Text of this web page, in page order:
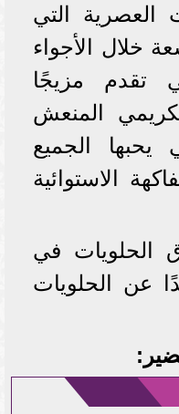
العصرية التي
خلال الأجواء
تقدم مزيجًا
المنعش
يحبها الجميع
الاستوائية
الحلويات في
عن الحلويات